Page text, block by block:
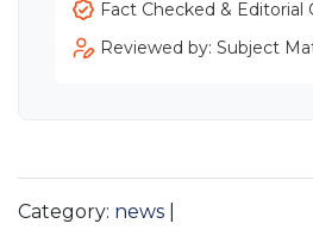
Fact Checked & Editorial
Reviewed by: Subject
Category: news